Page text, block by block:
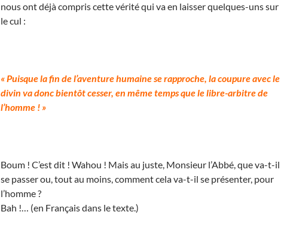
nous ont déjà compris cette vérité qui va en laisser quelques-uns sur
le cul :
« Puisque la fin de l’aventure humaine se rapproche, la coupure avec le
divin va donc bientôt cesser, en même temps que le libre-arbitre de
l’homme ! »
Boum ! C’est dit ! Wahou ! Mais au juste, Monsieur l’Abbé, que va-t-il
se passer ou, tout au moins, comment cela va-t-il se présenter, pour
l’homme ?
Bah !… (en Français dans le texte.)